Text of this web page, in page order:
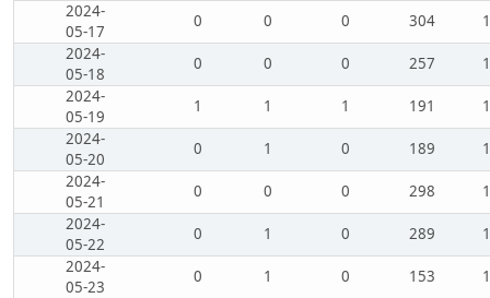
2024-
05-17
0 0 0 304
2024-
05-18
0 0 0 257
2024-
05-19
1 1 1 191
2024-
05-20
0 1 0 189
2024-
05-21
0 0 0 298
2024-
05-22
0 1 0 289
2024-
05-23
0 1 0 153